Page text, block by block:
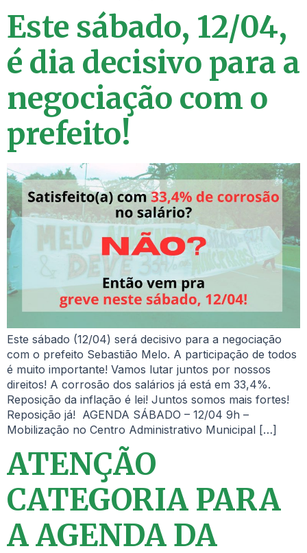
Este sábado, 12/04,
é dia decisivo para a
negociação com o
prefeito!
Este sábado (12/04) será decisivo para a negociação
com o prefeito Sebastião Melo. A participação de todos
é muito importante! Vamos lutar juntos por nossos
direitos! A corrosão dos salários já está em 33,4%.
Reposição da inflação é lei! Juntos somos mais fortes!
Reposição já! AGENDA SÁBADO – 12/04 9h –
Mobilização no Centro Administrativo Municipal […]
ATENÇÃO
CATEGORIA PARA
A AGENDA DA